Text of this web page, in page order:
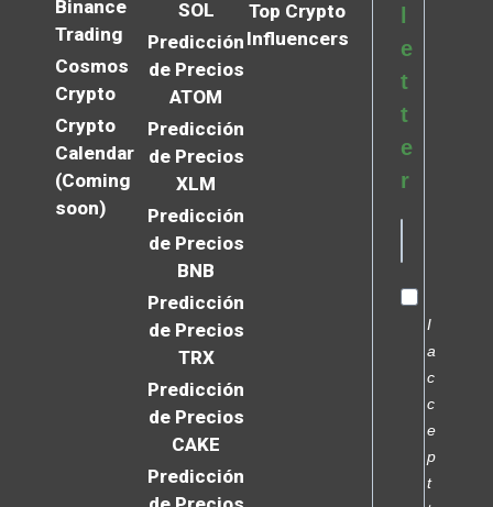
Binance
Trading
Cosmos
Crypto
Crypto
Calendar
(Coming
soon)
SOL
Predicción
de Precios
ATOM
Predicción
de Precios
XLM
Predicción
de Precios
BNB
Predicción
de Precios
TRX
Predicción
de Precios
CAKE
Predicción
Top Crypto
Influencers
e
t
t
e
r
I
a
c
c
e
p
t